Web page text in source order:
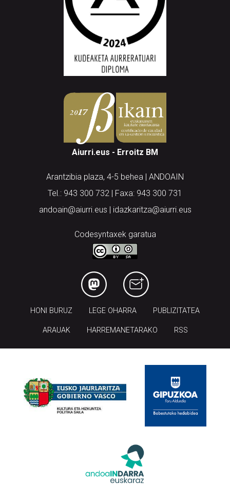
Aiurri.eus - Erroitz BM
Arantzibia plaza, 4-5 behea | ANDOAIN
Tel.: 943 300 732 | Faxa: 943 300 731
andoain@aiurri.eus | idazkaritza@aiurri.eus
Codesyntaxek garatua
HONI BURUZ LEGE OHARRA PUBLIZITATEA
ARAUAK HARREMANETARAKO RSS